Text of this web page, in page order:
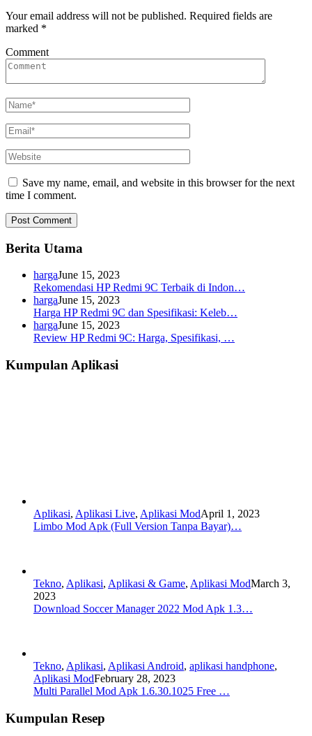
Your email address will not be published. Required fields are
marked *
Comment
Save my name, email, and website in this browser for the next
time I comment.
Berita Utama
hargaJune 15, 2023
Rekomendasi HP Redmi 9C Terbaik di Indon…
hargaJune 15, 2023
Harga HP Redmi 9C dan Spesifikasi: Keleb…
hargaJune 15, 2023
Review HP Redmi 9C: Harga, Spesifikasi, …
Kumpulan Aplikasi
Aplikasi, Aplikasi Live, Aplikasi ModApril 1, 2023
Limbo Mod Apk (Full Version Tanpa Bayar)…
Tekno, Aplikasi, Aplikasi & Game, Aplikasi ModMarch 3,
2023
Download Soccer Manager 2022 Mod Apk 1.3…
Tekno, Aplikasi, Aplikasi Android, aplikasi handphone,
Aplikasi ModFebruary 28, 2023
Multi Parallel Mod Apk 1.6.30.1025 Free …
Kumpulan Resep